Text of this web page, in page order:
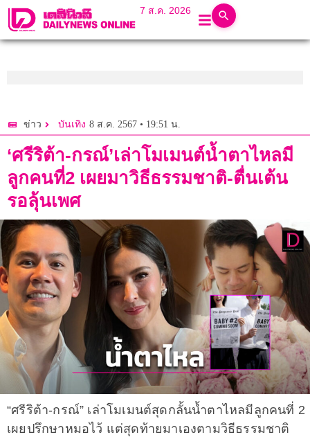
7 ส.ค. 2026
ข่าว บันเทิง 8 ส.ค. 2567 • 19:51 น.
‘ศรีริต้า-กรณ์’เล่าโมเมนต์น้ำตาไหลมี
ลูกคนที่2 เผยมาวิธีธรรมชาติ-ตื่นเต้น
รอลุ้นเพศ
“ศรีริต้า-กรณ์” เล่าโมเมนต์สุดกลั้นน้ำตาไหลมีลูกคนที่ 2
เผยปรึกษาหมอไว้ แต่สุดท้ายมาเองตามวิธีธรรมชาติ